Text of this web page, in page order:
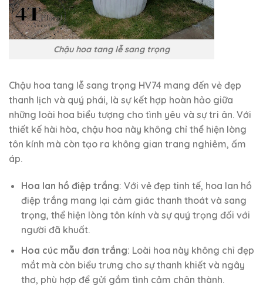
Chậu hoa tang lễ sang trọng
Chậu hoa tang lễ sang trọng HV74 mang đến vẻ đẹp
thanh lịch và quý phái, là sự kết hợp hoàn hảo giữa
những loài hoa biểu tượng cho tình yêu và sự tri ân. Với
thiết kế hài hòa, chậu hoa này không chỉ thể hiện lòng
tôn kính mà còn tạo ra không gian trang nghiêm, ấm
áp.
Hoa lan hồ điệp trắng: Với vẻ đẹp tinh tế, hoa lan hồ
điệp trắng mang lại cảm giác thanh thoát và sang
trọng, thể hiện lòng tôn kính và sự quý trọng đối với
người đã khuất.
Hoa cúc mẫu đơn trắng: Loài hoa này không chỉ đẹp
mắt mà còn biểu trưng cho sự thanh khiết và ngây
thơ, phù hợp để gửi gắm tình cảm chân thành.